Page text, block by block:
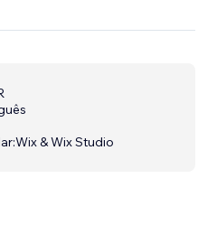
Wix & Wix Studio